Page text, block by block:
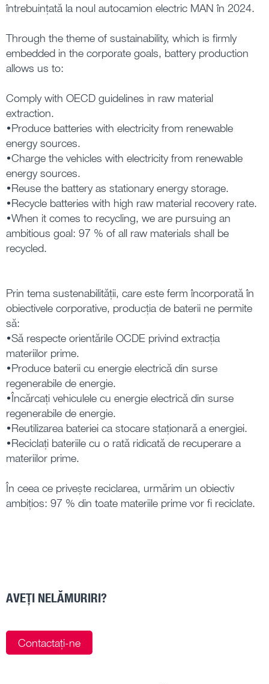
întrebuințată la noul autocamion electric MAN în 2024.
Through the theme of sustainability, which is firmly
embedded in the corporate goals, battery production
allows us to:
Comply with OECD guidelines in raw material
extraction.
•Produce batteries with electricity from renewable
energy sources.
•Charge the vehicles with electricity from renewable
energy sources.
•Reuse the battery as stationary energy storage.
•Recycle batteries with high raw material recovery rate.
•When it comes to recycling, we are pursuing an
ambitious goal: 97 % of all raw materials shall be
recycled.
Prin tema sustenabilității, care este ferm încorporată în
obiectivele corporative, producția de baterii ne permite
să:
•Să respecte orientările OCDE privind extracția
materiilor prime.
•Produce baterii cu energie electrică din surse
regenerabile de energie.
•Încărcați vehiculele cu energie electrică din surse
regenerabile de energie.
•Reutilizarea bateriei ca stocare staționară a energiei.
•Reciclați bateriile cu o rată ridicată de recuperare a
materiilor prime.
În ceea ce privește reciclarea, urmărim un obiectiv
ambițios: 97 % din toate materiile prime vor fi reciclate.
AVEȚI NELĂMURIRI?
Contactați-ne